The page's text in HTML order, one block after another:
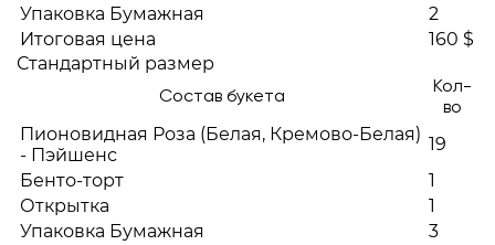
Упаковка Бумажная
2
Итоговая цена
160 $
Стандартный размер
Состав букета
Кол-
во
Пионовидная Роза (Белая, Кремово-Белая)
- Пэйшенс
19
Бенто-торт
1
Открытка
1
Упаковка Бумажная
3